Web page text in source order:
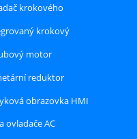
krokového
s uzavřenou
krokový
motor
reduktor
obrazovka HMI
ovladače AC